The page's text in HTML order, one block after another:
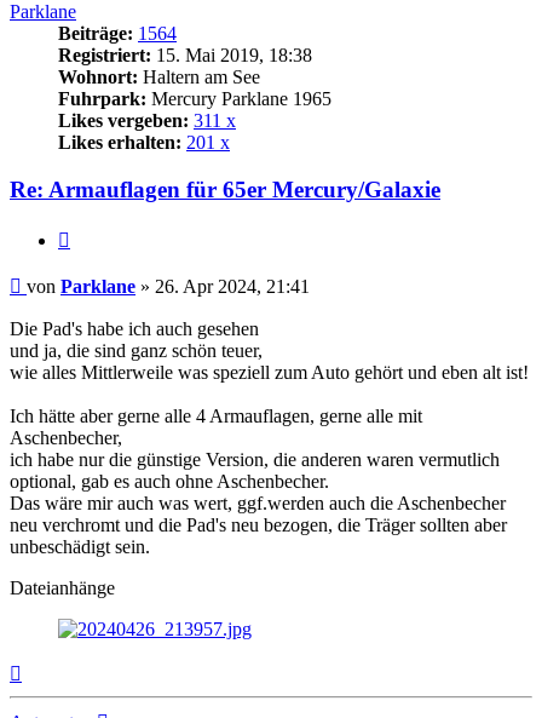
Parklane
Beiträge: 1564
Registriert: 15. Mai 2019, 18:38
Wohnort: Haltern am See
Fuhrpark: Mercury Parklane 1965
Likes vergeben: 311 x
Likes erhalten: 201 x
Re: Armauflagen für 65er Mercury/Galaxie
Beitrag
von Parklane » 26. Apr 2024, 21:41
Die Pad's habe ich auch gesehen
und ja, die sind ganz schön teuer,
wie alles Mittlerweile was speziell zum Auto gehört und eben alt ist!
Ich hätte aber gerne alle 4 Armauflagen, gerne alle mit
Aschenbecher,
ich habe nur die günstige Version, die anderen waren vermutlich
optional, gab es auch ohne Aschenbecher.
Das wäre mir auch was wert, ggf.werden auch die Aschenbecher
neu verchromt und die Pad's neu bezogen, die Träger sollten aber
unbeschädigt sein.
Dateianhänge